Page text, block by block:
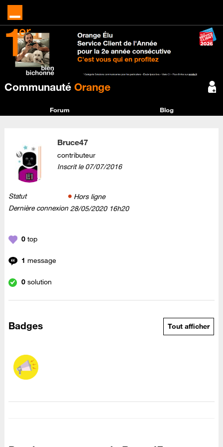
Communauté Orange
Forum Blog
Bruce47
contributeur
Inscrit le‎07/07/2016
Statut
Hors ligne
Dernière connexion ‎28/05/2020 16h20
0 top
1 message
0 solution
Badges Tout afficher